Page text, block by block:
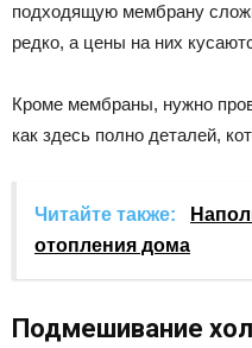
подходящую мембрану
редко, а цены на них
Кроме мембраны, нужно
как здесь полно деталей,
Читайте также:
отопления дома
Подмешивание